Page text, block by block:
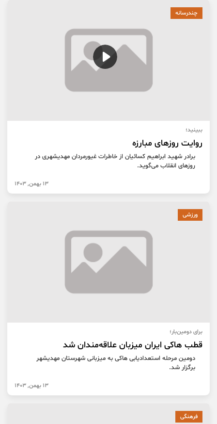
چندرسانه
ببینید؛
روایت روزهای مبارزه
برادر شهید ابراهیم کسائیان از خاطرات غیورمردان مهدیشهری در
روزهای انقلاب می‌گوید.
13 بهمن, 1403
ورزشی
برای دومین‌بار؛
قطب هاکی ایران میزبان علاقه‌مندان شد
دومین مرحله استعدادیابی هاکی به میزبانی شهرستان مهدیشهر
برگزار شد.
13 بهمن, 1403
فرهنگی